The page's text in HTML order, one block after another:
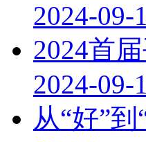
2024-09-
2024首
2024-09-
从“好”